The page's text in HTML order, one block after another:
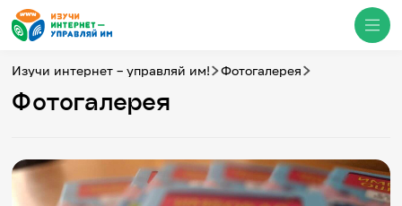
О проекте
Новости
Фотогалерея
Изучи интернет – управляй им! Фотогалерея
Фотогалерея